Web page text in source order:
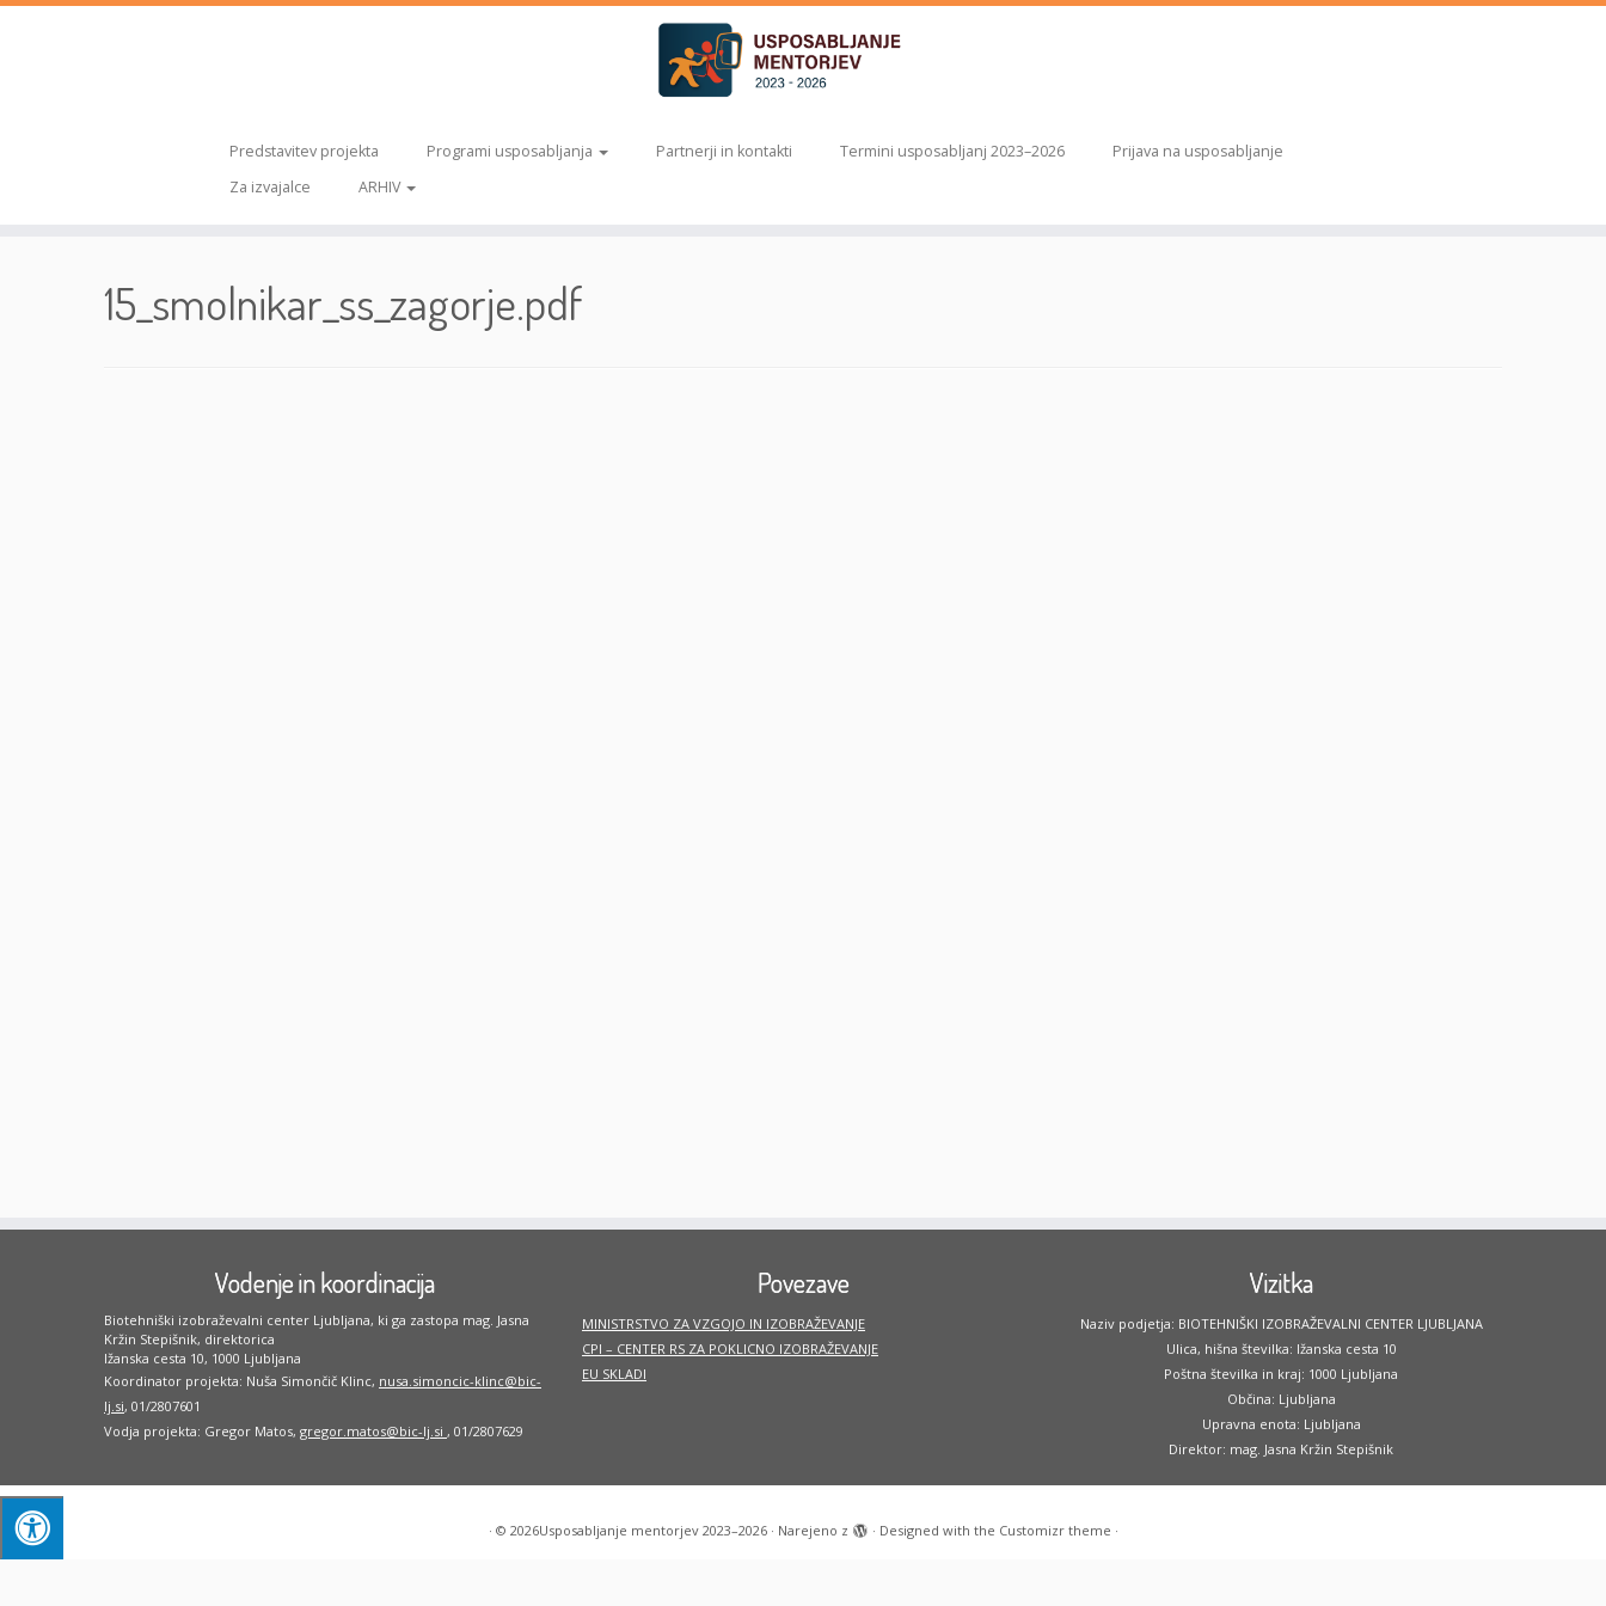
Predstavitev projekta Programi usposabljanja Partnerji in kontakti Termini usposabljanj 2023–2026
Prijava na usposabljanje
Za izvajalce
ARHIV
15_smolnikar_ss_zagorje.pdf
Vodenje in koordinacija
Biotehniški izobraževalni center Ljubljana, ki ga zastopa mag. Jasna
Kržin Stepišnik, direktorica
Ižanska cesta 10, 1000 Ljubljana
Koordinator projekta: Nuša Simončič Klinc, nusa.simoncic-klinc@bic-
lj.si, 01/2807601
Vodja projekta: Gregor Matos, gregor.matos@bic-lj.si , 01/2807629
Povezave
MINISTRSTVO ZA VZGOJO IN IZOBRAŽEVANJE
CPI – CENTER RS ZA POKLICNO IZOBRAŽEVANJE
EU SKLADI
Vizitka
Naziv podjetja: BIOTEHNIŠKI IZOBRAŽEVALNI CENTER LJUBLJANA
Ulica, hišna številka: Ižanska cesta 10
Poštna številka in kraj: 1000 Ljubljana
Občina: Ljubljana
Upravna enota: Ljubljana
Direktor: mag. Jasna Kržin Stepišnik
· © 2026Usposabljanje mentorjev 2023–2026· Narejeno z · Designed with the Customizr theme ·